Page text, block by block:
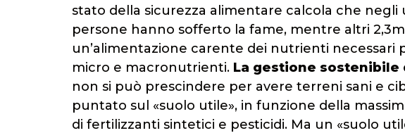
stato della sicurezza alimentare calcola che
persone hanno sofferto la fame, mentre altri
un’alimentazione carente dei nutrienti necessari
micro e macronutrienti. La gestione sostenibile
non si può prescindere per avere terreni sani e
puntato sul «suolo utile», in funzione della
di fertilizzanti sintetici e pesticidi. Ma un «suolo